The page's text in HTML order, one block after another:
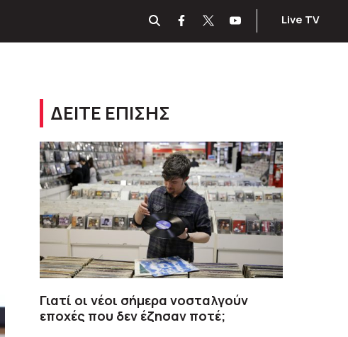
Live TV
ΔΕΙΤΕ ΕΠΙΣΗΣ
Γιατί οι νέοι σήμερα νοσταλγούν
εποχές που δεν έζησαν ποτέ;